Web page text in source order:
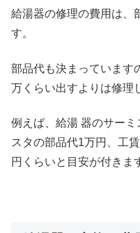
給湯器の修理の費用は、
す。
部品代も決まっています
万くらい出すよりは修理
例えば、給湯 器のサーミ
スタの部品代1万円、工
円くらいと目安が付きま